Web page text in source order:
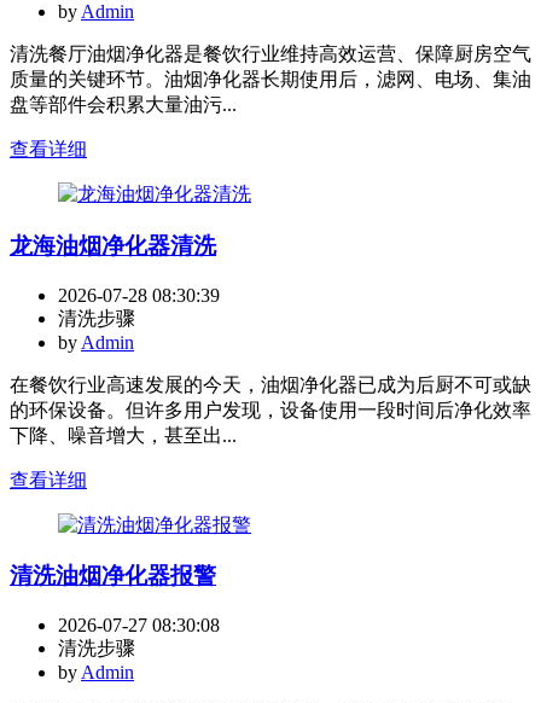
by Admin
清洗餐厅油烟净化器是餐饮行业维持高效运营、保障厨房空气
质量的关键环节。油烟净化器长期使用后，滤网、电场、集油
盘等部件会积累大量油污...
查看详细
龙海油烟净化器清洗
2026-07-28 08:30:39
清洗步骤
by Admin
在餐饮行业高速发展的今天，油烟净化器已成为后厨不可或缺
的环保设备。但许多用户发现，设备使用一段时间后净化效率
下降、噪音增大，甚至出...
查看详细
清洗油烟净化器报警
2026-07-27 08:30:08
清洗步骤
by Admin